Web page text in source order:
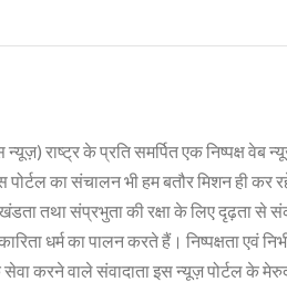
राष्ट्र के प्रति समर्पित एक निष्पक्ष वेब
पोर्टल का संचालन भी हम बतौर मिशन ही कर
तथा संप्रभुता की रक्षा के लिए दृढ़ता से
धर्म का पालन करते हैं। निष्पक्षता एवं
करने वाले संवादाता इस न्यूज़ पोर्टल के